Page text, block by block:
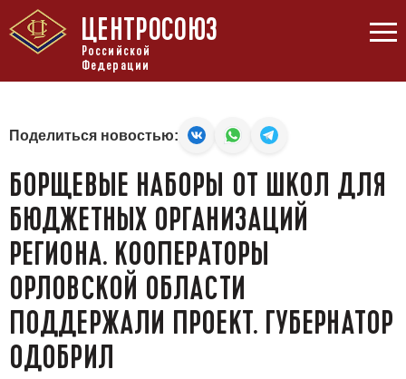
ЦЕНТРОСОЮЗ
Российской
Федерации
Поделиться новостью:
БОРЩЕВЫЕ НАБОРЫ ОТ ШКОЛ ДЛЯ
БЮДЖЕТНЫХ ОРГАНИЗАЦИЙ
РЕГИОНА. КООПЕРАТОРЫ
ОРЛОВСКОЙ ОБЛАСТИ
ПОДДЕРЖАЛИ ПРОЕКТ. ГУБЕРНАТОР
ОДОБРИЛ